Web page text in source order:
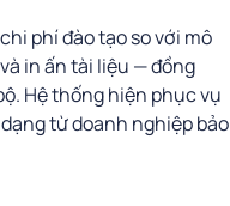
phí đào tạo so với mô
in ấn tài liệu — đồng
Hệ thống hiện phục vụ
từ doanh nghiệp bảo